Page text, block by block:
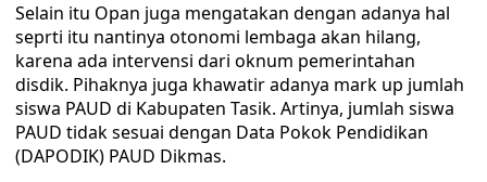
Selain itu Opan juga mengatakan dengan adanya hal
seprti itu nantinya otonomi lembaga akan hilang,
karena ada intervensi dari oknum pemerintahan
disdik. Pihaknya juga khawatir adanya mark up jumlah
siswa PAUD di Kabupaten Tasik. Artinya, jumlah siswa
PAUD tidak sesuai dengan Data Pokok Pendidikan
(DAPODIK) PAUD Dikmas.